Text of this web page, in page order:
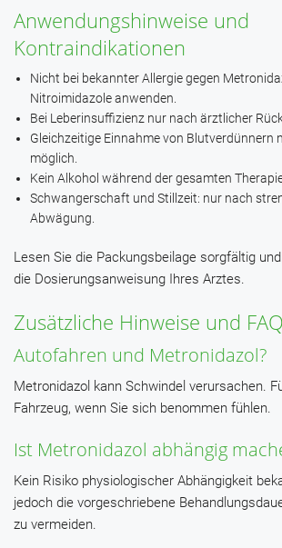
Anwendungshinweise und
Kontraindikationen
Nicht bei bekannter Allergie gegen
Nitroimidazole anwenden.
Bei Leberinsuffizienz nur nach ärztlicher
Gleichzeitige Einnahme von Blutverdünnern
möglich.
Kein Alkohol während der gesamten
Schwangerschaft und Stillzeit: nur nach
Abwägung.
Lesen Sie die Packungsbeilage sorgfältig
die Dosierungsanweisung Ihres Arztes.
Zusätzliche Hinweise und
Autofahren und Metronidazol?
Metronidazol kann Schwindel verursachen.
Fahrzeug, wenn Sie sich benommen fühlen.
Ist Metronidazol abhängig
Kein Risiko physiologischer Abhängigkeit
jedoch die vorgeschriebene
zu vermeiden.